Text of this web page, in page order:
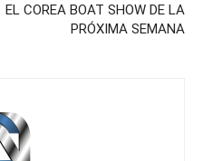
EL COREA BOAT SHOW DE LA
PRÓXIMA SEMANA